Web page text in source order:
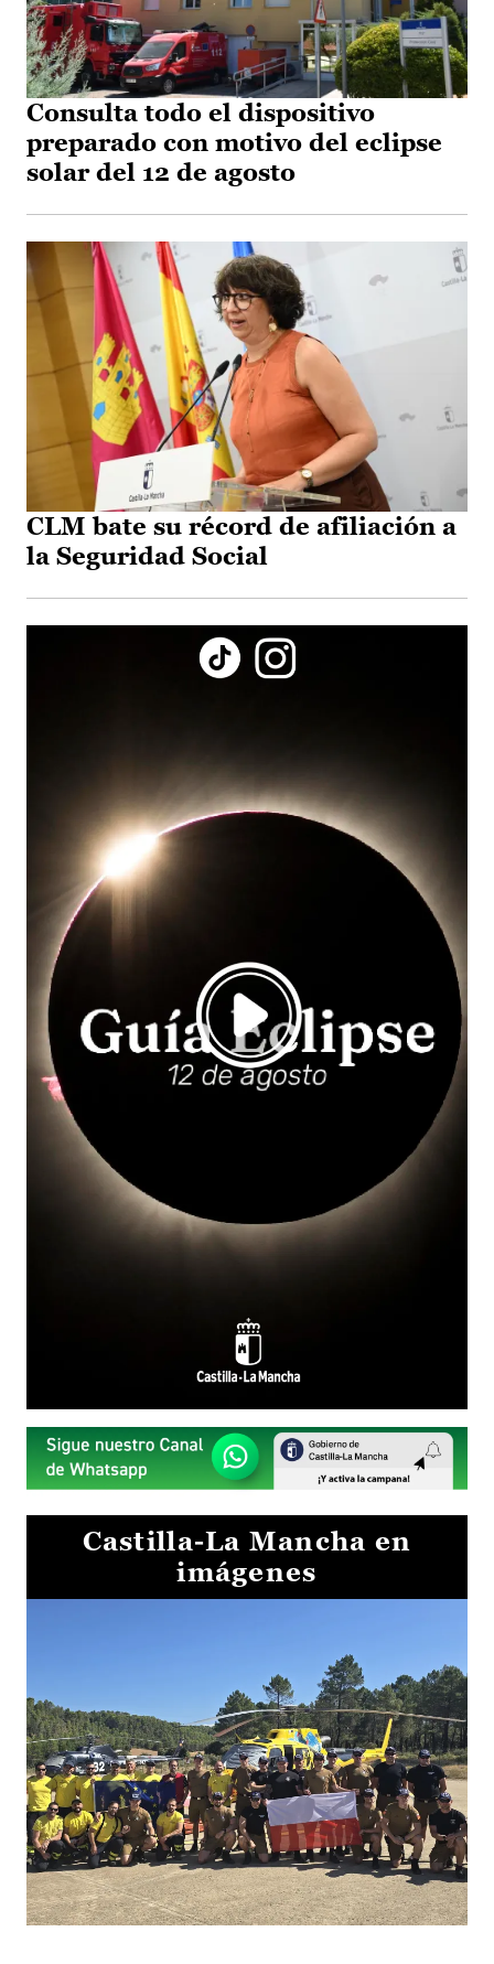
Consulta todo el dispositivo
preparado con motivo del eclipse
solar del 12 de agosto
CLM bate su récord de afiliación a
la Seguridad Social
Castilla-La Mancha en
imágenes